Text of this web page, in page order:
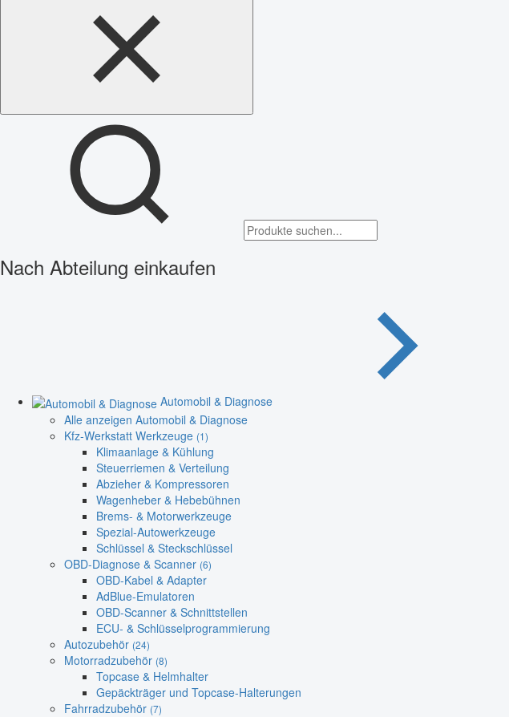
Nach Abteilung einkaufen
Automobil & Diagnose
Alle anzeigen Automobil & Diagnose
Kfz-Werkstatt Werkzeuge (1)
Klimaanlage & Kühlung
Steuerriemen & Verteilung
Abzieher & Kompressoren
Wagenheber & Hebebühnen
Brems- & Motorwerkzeuge
Spezial-Autowerkzeuge
Schlüssel & Steckschlüssel
OBD-Diagnose & Scanner (6)
OBD-Kabel & Adapter
AdBlue-Emulatoren
OBD-Scanner & Schnittstellen
ECU- & Schlüsselprogrammierung
Autozubehör (24)
Motorradzubehör (8)
Topcase & Helmhalter
Gepäckträger und Topcase-Halterungen
Fahrradzubehör (7)